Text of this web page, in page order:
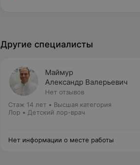
Другие специалисты
Маймур
Александр Валерьевич
Нет отзывов
Стаж 14 лет • Высшая категория
Лор • Детский лор-врач
Нет информации о месте работы